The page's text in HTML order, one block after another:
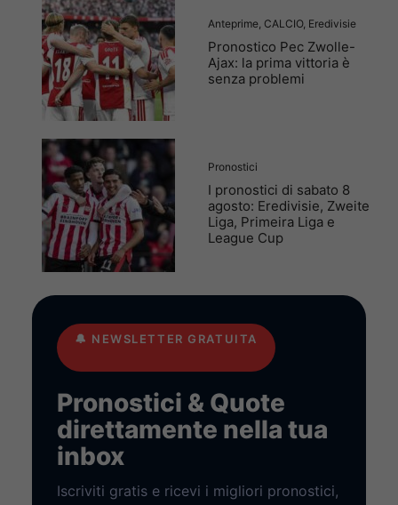
Anteprime, CALCIO, Eredivisie
Pronostico Pec Zwolle-
Ajax: la prima vittoria è
senza problemi
Pronostici
I pronostici di sabato 8
agosto: Eredivisie, Zweite
Liga, Primeira Liga e
League Cup
🔔 NEWSLETTER GRATUITA
Pronostici & Quote
direttamente nella tua
inbox
Iscriviti gratis e ricevi i migliori pronostici,